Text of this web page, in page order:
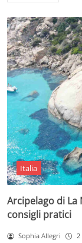
Italia
Arcipelago di
consigli pratici
Sophia Allegri 2